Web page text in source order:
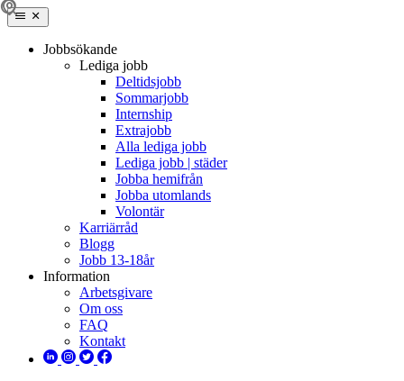
Jobbsökande
Lediga jobb
Deltidsjobb
Sommarjobb
Internship
Extrajobb
Alla lediga jobb
Lediga jobb | städer
Jobba hemifrån
Jobba utomlands
Volontär
Karriärråd
Blogg
Jobb 13-18år
Information
Arbetsgivare
Om oss
FAQ
Kontakt